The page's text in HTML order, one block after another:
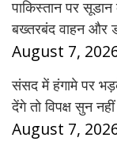
पाकिस्तान पर
बख्तरबंद वाहन और
August 7,
संसद में हंगामे पर
देंगे तो विपक्ष सुन नहीं
August 7,